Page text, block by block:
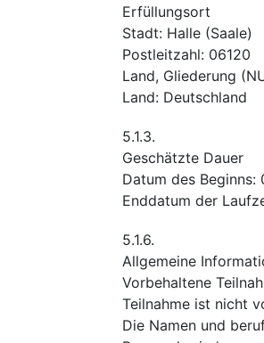
Erfüllungsort
Stadt: Halle (Saale)
Postleitzahl: 06120
Land, Gliederung
Land: Deutschland
5.1.3.
Geschätzte Dauer
Datum des Beginns:
Enddatum der
5.1.6.
Allgemeine
Vorbehaltene
Teilnahme ist nicht
Die Namen und